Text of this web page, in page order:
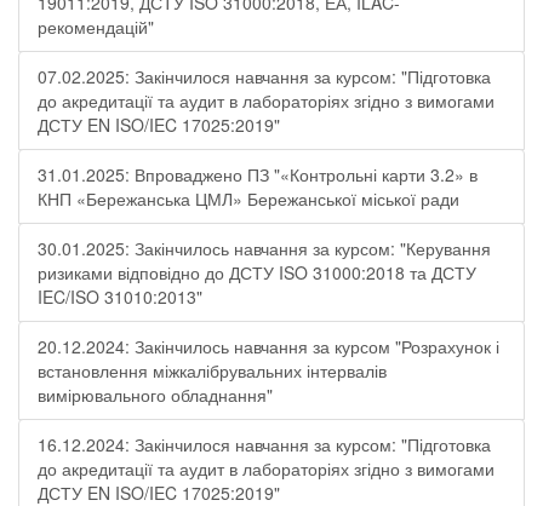
рекомендацій"
07.02.2025: Закінчилося навчання за курсом: "Підготовка
до акредитації та аудит в лабораторіях згідно з вимогами
ДСТУ EN ISO/IEC 17025:2019"
31.01.2025: Впроваджено ПЗ "«Контрольні карти 3.2» в
КНП «Бережанська ЦМЛ» Бережанської міської ради
30.01.2025: Закінчилось навчання за курсом: "Керування
ризиками відповідно до ДСТУ ISO 31000:2018 та ДСТУ
IEC/ISO 31010:2013"
20.12.2024: Закінчилось навчання за курсом "Розрахунок і
встановлення міжкалібрувальних інтервалів
вимірювального обладнання"
16.12.2024: Закінчилося навчання за курсом: "Підготовка
до акредитації та аудит в лабораторіях згідно з вимогами
ДСТУ EN ISO/IEC 17025:2019"